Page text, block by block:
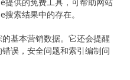
索结果中的存在。
基本营销数据。它还会提醒
误，安全问题和索引编制问